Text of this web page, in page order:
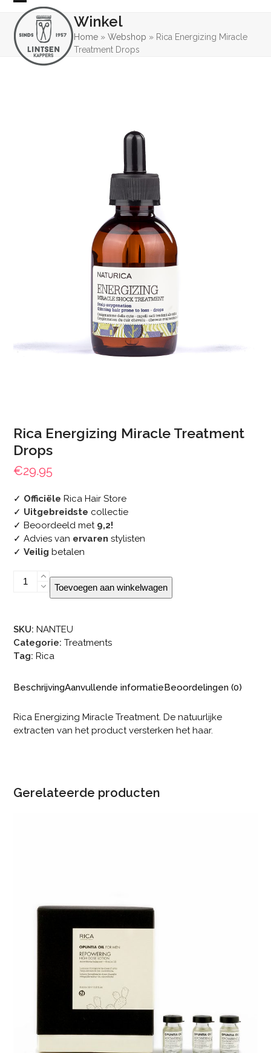
Skip
content
Open
mobile
menu
Close
mobile
menu
Winkel
Home »Webshop » Rica Energizing Miracle
Treatment Drops
Rica Energizing Miracle Treatment
Drops
€29.95
✓ Officiële Rica Hair Store
✓ Uitgebreidste collectie
✓ Beoordeeld met 9,2!
✓ Advies van ervaren stylisten
✓Veilig betalen
Rica
Energizing
Drops
aantal
Toevoegen aan winkelwagen
SKU: NANTEU
Categorie: Treatments
Tag: Rica
BeschrijvingAanvullende informatieBeoordelingen (0)
Rica Energizing Miracle Treatment. De natuurlijke
extracten van het product versterken het haar.
Gerelateerde producten